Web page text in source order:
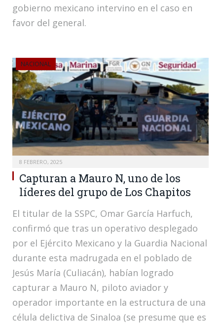
gobierno mexicano intervino en el caso en
favor del general.
NACIONAL
8 FEBRERO, 2025
Capturan a Mauro N, uno de los
líderes del grupo de Los Chapitos
El titular de la SSPC, Omar García Harfuch,
confirmó que tras un operativo desplegado
por el Ejército Mexicano y la Guardia Nacional
durante esta madrugada en el poblado de
Jesús María (Culiacán), habían logrado
capturar a Mauro N, piloto aviador y
operador importante en la estructura de una
célula delictiva de Sinaloa (se presume que es